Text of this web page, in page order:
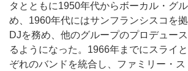
タとともに1950年代からボーカル・グ
め、1960年代にはサンフランシスコを
DJを務め、他のグループのプロデュー
るようになった。1966年までにスライ
ぞれのバンドを統合し、ファミリー・